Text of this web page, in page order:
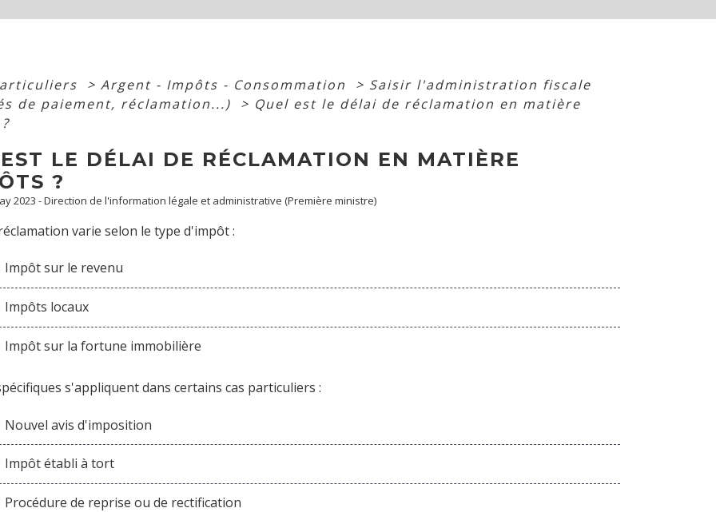
> Argent - Impôts - Consommation > Saisir l'administration fiscale
de paiement, réclamation...)
> Quel est le délai de réclamation en matière
LE DÉLAI DE RÉCLAMATION EN MATIÈRE
?
2023 - Direction de l'information légale et administrative (Première ministre)
varie selon le type d'impôt :
Impôt sur le revenu
Impôts locaux
Impôt sur la fortune immobilière
s'appliquent dans certains cas particuliers :
Nouvel avis d'imposition
Impôt établi à tort
Procédure de reprise ou de rectification